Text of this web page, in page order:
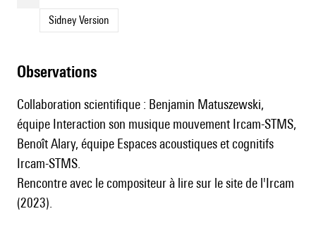
Sidney Version
observations
Collaboration scientifique : Benjamin Matuszewski,
équipe Interaction son musique mouvement Ircam-STMS,
Benoît Alary, équipe Espaces acoustiques et cognitifs
Ircam-STMS.
Rencontre avec le compositeurà lire sur le site de l'Ircam
(2023).